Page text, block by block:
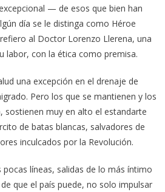
— de esos que bien han
día se le distinga como Héroe
al Doctor Lorenzo Llerena, una
labor, con la ética como premisa.
una excepción en el drenaje de
Pero los que se mantienen y los
sostienen muy en alto el estandarte
de batas blancas, salvadores de
inculcados por la Revolución.
líneas, salidas de lo más íntimo
que el país puede, no solo impulsar